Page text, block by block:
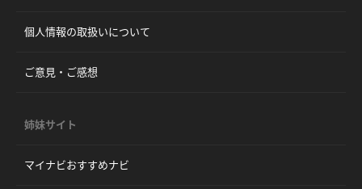
個人情報の取扱いについて
ご意見・ご感想
姉妹サイト
マイナビおすすめナビ